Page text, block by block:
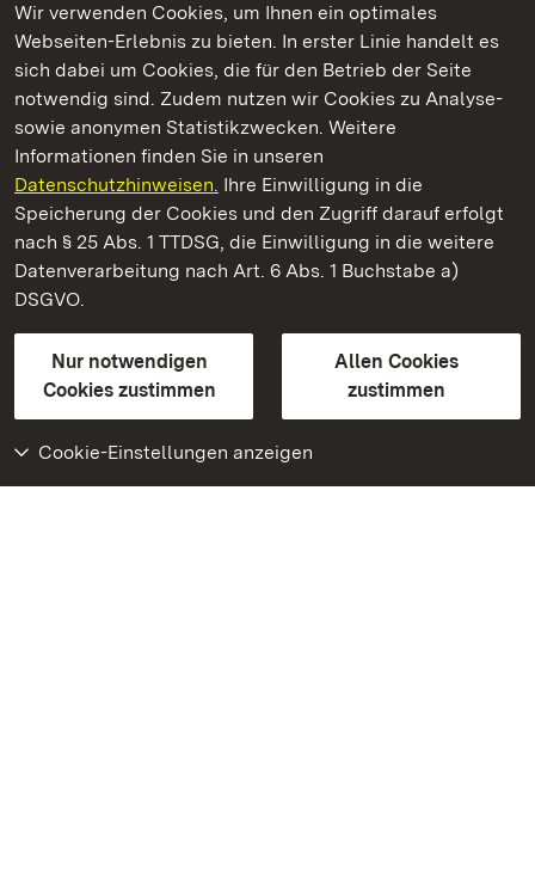
Wir verwenden Cookies, um Ihnen ein optimales
Webseiten-Erlebnis zu bieten. In erster Linie handelt es
sich dabei um Cookies, die für den Betrieb der Seite
notwendig sind. Zudem nutzen wir Cookies zu Analyse-
sowie anonymen Statistikzwecken. Weitere
Informationen finden Sie in unseren
Datenschutzhinweisen. Ihre Einwilligung in die
Speicherung der Cookies und den Zugriff darauf erfolgt
nach § 25 Abs. 1 TTDSG, die Einwilligung in die weitere
Datenverarbeitung nach Art. 6 Abs. 1 Buchstabe a)
DSGVO.
Nur notwendigen
Cookies zustimmen
Allen Cookies
zustimmen
Cookie-Einstellungen anzeigen
Kommen. Staunen. Genießen.
Kloster Maulbronn
Staatliche Schlösser und Gärten Baden-Württemberg
Kontakt
GebärdenspracheLeichte Sprache
Erklärung zur Barrierefreiheit
BITV-konform (geprüfte Seiten)
Weiteres